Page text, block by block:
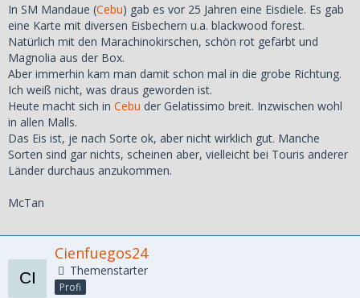
In SM Mandaue (Cebu) gab es vor 25 Jahren eine Eisdiele. Es gab
eine Karte mit diversen Eisbechern u.a. blackwood forest.
Natürlich mit den Marachinokirschen, schön rot gefärbt und
Magnolia aus der Box.
Aber immerhin kam man damit schon mal in die grobe Richtung.
Ich weiß nicht, was draus geworden ist.
Heute macht sich in Cebu der Gelatissimo breit. Inzwischen wohl
in allen Malls.
Das Eis ist, je nach Sorte ok, aber nicht wirklich gut. Manche
Sorten sind gar nichts, scheinen aber, vielleicht bei Touris anderer
Länder durchaus anzukommen.
McTan
Cienfuegos24
Themenstarter
Profi